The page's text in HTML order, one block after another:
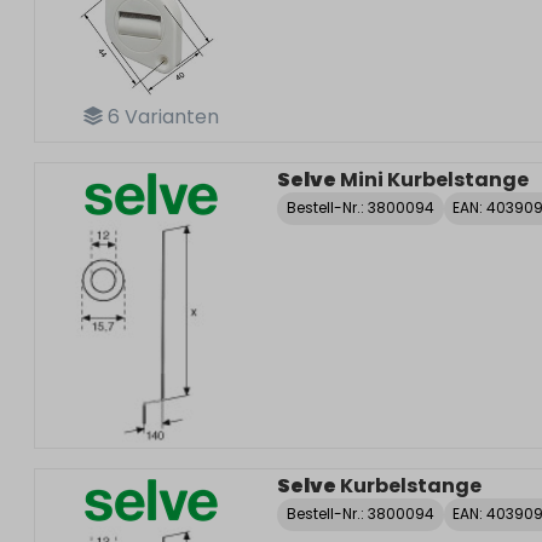
6 Varianten
Selve Mini Kurbelstange
Bestell-Nr.: 3800094 EAN:
Selve Kurbelstange
Bestell-Nr.: 3800094 EAN: